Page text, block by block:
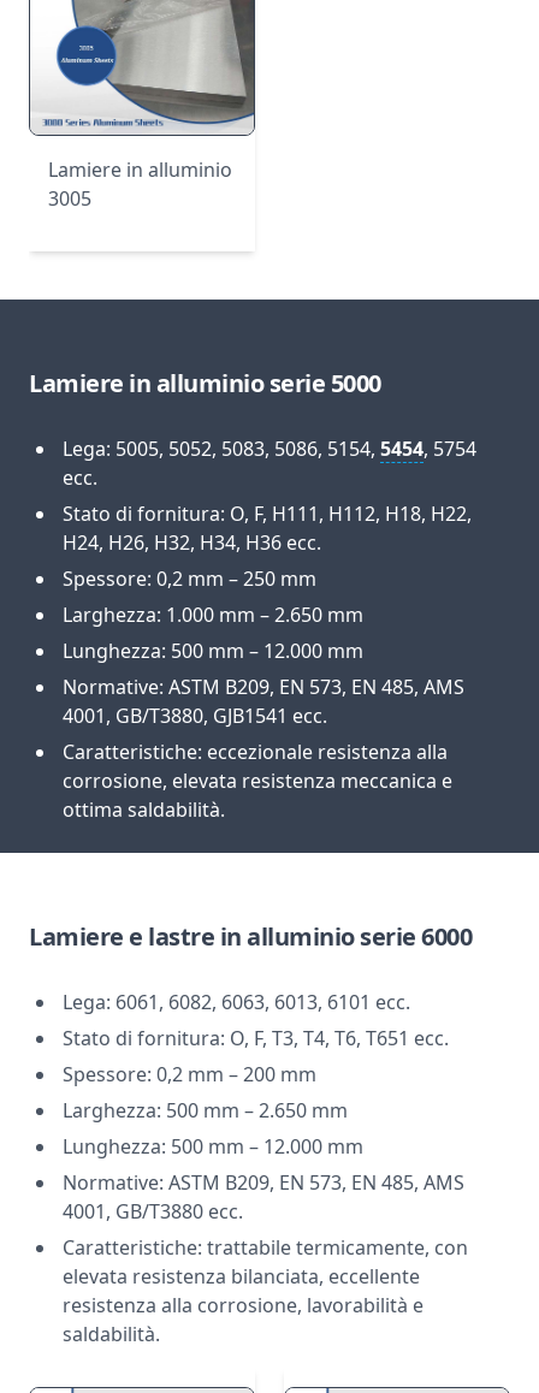
Lamiere in alluminio
3005
Lamiere in alluminio serie 5000
Lega: 5005, 5052, 5083, 5086, 5154, 5454, 5754
ecc.
Stato di fornitura: O, F, H111, H112, H18, H22,
H24, H26, H32, H34, H36 ecc.
Spessore: 0,2 mm – 250 mm
Larghezza: 1.000 mm – 2.650 mm
Lunghezza: 500 mm – 12.000 mm
Normative: ASTM B209, EN 573, EN 485, AMS
4001, GB/T3880, GJB1541 ecc.
Caratteristiche: eccezionale resistenza alla
corrosione, elevata resistenza meccanica e
ottima saldabilità.
Lamiere e lastre in alluminio serie 6000
Lega: 6061, 6082, 6063, 6013, 6101 ecc.
Stato di fornitura: O, F, T3, T4, T6, T651 ecc.
Spessore: 0,2 mm – 200 mm
Larghezza: 500 mm – 2.650 mm
Lunghezza: 500 mm – 12.000 mm
Normative: ASTM B209, EN 573, EN 485, AMS
4001, GB/T3880 ecc.
Caratteristiche: trattabile termicamente, con
elevata resistenza bilanciata, eccellente
resistenza alla corrosione, lavorabilità e
saldabilità.